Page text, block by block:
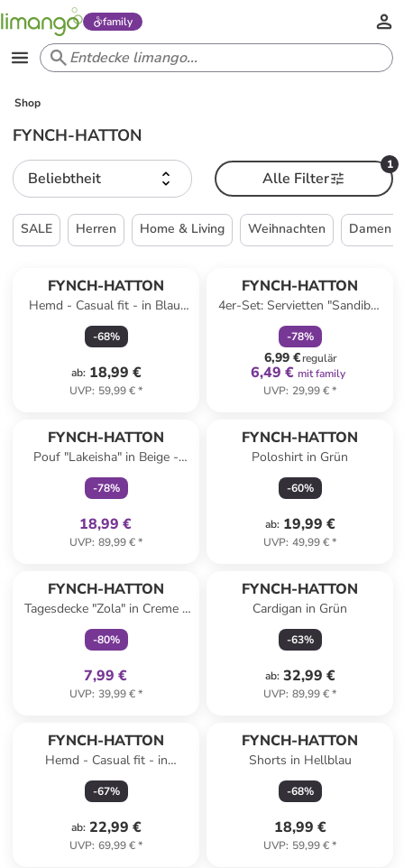
family
Shop
FYNCH-HATTON
Beliebtheit
1
Alle Filter
SALE Herren Home & Living Weihnachten Damen
FYNCH-HATTON
Hemd - Casual fit - in Blau/
Hellblau
-68%
ab: 18,99 €
UVP: 59,99 €*
FYNCH-HATTON
4er-Set: Servietten "Sandibe"
in Beige - (L)50 x (B)50 cm
-78%
6,99 €regulär
6,49 € mit family
UVP: 29,99 €*
FYNCH-HATTON
Pouf "Lakeisha" in Beige -
(B)45 x (H)45 cm
-78%
18,99 €
UVP: 89,99 €*
FYNCH-HATTON
Poloshirt in Grün
-60%
ab: 19,99 €
UVP: 49,99 €*
FYNCH-HATTON
Tagesdecke "Zola" in Creme -
(L)130 x (B)80 cm
-80%
7,99 €
UVP: 39,99 €*
FYNCH-HATTON
Cardigan in Grün
-63%
ab: 32,99 €
UVP: 89,99 €*
FYNCH-HATTON
Hemd - Casual fit - in
Hellblau
-67%
ab: 22,99 €
UVP: 69,99 €*
FYNCH-HATTON
Shorts in Hellblau
-68%
18,99 €
UVP: 59,99 €*